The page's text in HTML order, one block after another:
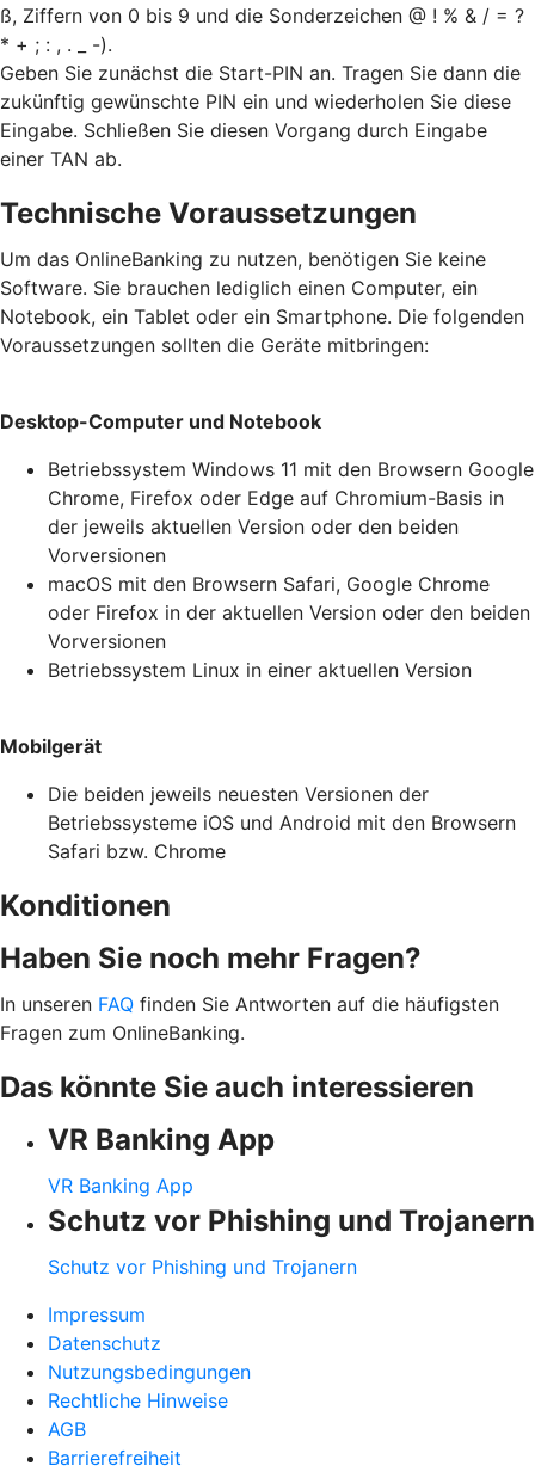
ß, Ziffern von 0 bis 9 und die Sonderzeichen @ ! % & / = ?
* + ; : , . _ -).
Geben Sie zunächst die Start-PIN an. Tragen Sie dann die
zukünftig gewünschte PIN ein und wiederholen Sie diese
Eingabe. Schließen Sie diesen Vorgang durch Eingabe
einer TAN ab.
Technische Voraussetzungen
Um das OnlineBanking zu nutzen, benötigen Sie keine
Software. Sie brauchen lediglich einen Computer, ein
Notebook, ein Tablet oder ein Smartphone. Die folgenden
Voraussetzungen sollten die Geräte mitbringen:
Desktop-Computer und Notebook
Betriebssystem Windows 11 mit den Browsern Google
Chrome, Firefox oder Edge auf Chromium-Basis in
der jeweils aktuellen Version oder den beiden
Vorversionen
macOS mit den Browsern Safari, Google Chrome
oder Firefox in der aktuellen Version oder den beiden
Vorversionen
Betriebssystem Linux in einer aktuellen Version
Mobilgerät
Die beiden jeweils neuesten Versionen der
Betriebssysteme iOS und Android mit den Browsern
Safari bzw. Chrome
Konditionen
Haben Sie noch mehr Fragen?
In unseren FAQ finden Sie Antworten auf die häufigsten
Fragen zum OnlineBanking.
Das könnte Sie auch interessieren
VR Banking App
VR Banking App
Schutz vor Phishing und Trojanern
Schutz vor Phishing und Trojanern
Impressum
Datenschutz
Nutzungsbedingungen
Rechtliche Hinweise
AGB
Barrierefreiheit